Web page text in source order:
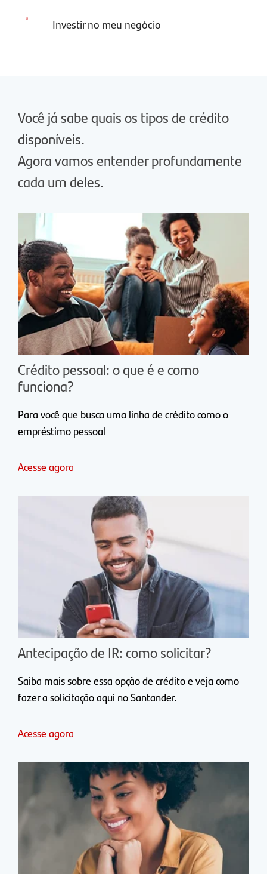
Investir no meu negócio
Você já sabe quais os tipos de crédito
disponíveis.
Agora vamos entender profundamente
cada um deles.
Crédito pessoal: o que é e como
funciona?
Para você que busca uma linha de crédito como o
empréstimo pessoal
Acesse agora
Antecipação de IR: como solicitar?
Saiba mais sobre essa opção de crédito e veja como
fazer a solicitação aqui no Santander.
Acesse agora